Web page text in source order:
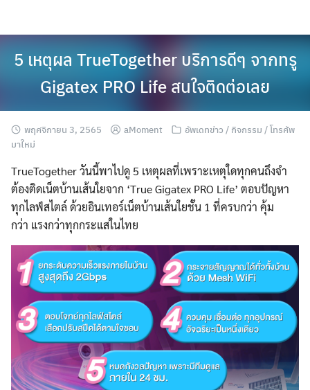
5 เหตุผล TrueTogether บริการดีๆ จากทรู
Gigatex PRO Life สนใจติดต่อเลย
พฤศจิกายน 3, 2565 aMoment
อัพเดทข่าว / กิจกรรม / โทรศัพ
มาใหม่
TrueTogether วันนี้พาไปดู 5 เหตุผลที่เพราะเหตุใดทุกคนถึงจำ
ต้องติดเน็ตบ้านเส้นใยจาก ‘True Gigatex PRO Life’ ตอบปัญหา
ทุกไลฟ์สไตล์ ด้วยอินเทอร์เน็ตบ้านเส้นใยชั้น 1 ที่ครบกว่า คุ้ม
กว่า แรงกว่าทุกกระแสในไทย